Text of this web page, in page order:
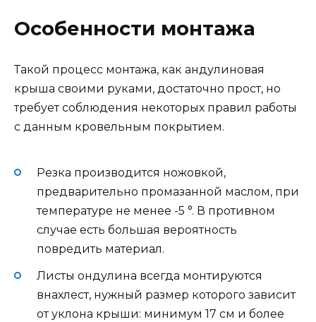
Особенности монтажа
Такой процесс монтажа, как андулиновая
крыша своими руками, достаточно прост, но
требует соблюдения некоторых правил работы
с данным кровельным покрытием.
Резка производится ножовкой,
предварительно промазанной маслом, при
температуре не менее -5 °. В противном
случае есть большая вероятность
повредить материал.
Листы ондулина всегда монтируются
внахлест, нужный размер которого зависит
от уклона крыши: минимум 17 см и более